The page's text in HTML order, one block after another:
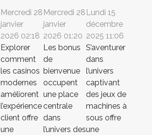
Mercredi 28
janvier
2026 02:18
Explorer
comment
les casinos
modernes
améliorent
l’expérience
client offre
une
Mercredi 28
janvier
2026 01:20
Les bonus
de
bienvenue
occupent
une place
centrale
dans
l’univers des
Lundi 15
décembre
2025 11:06
S’aventurer
dans
l’univers
captivant
des jeux de
machines à
sous offre
une